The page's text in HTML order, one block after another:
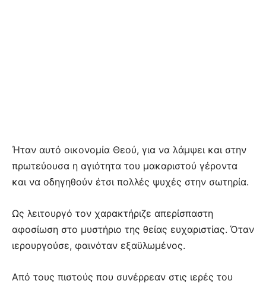
Ήταν αυτό οικονομία Θεού, για να λάμψει και στην
πρωτεύουσα η αγιότητα του μακαριστού γέροντα
και να οδηγηθούν έτσι πολλές ψυχές στην σωτηρία.
Ως λειτουργό τον χαρακτήριζε απερίσπαστη
αφοσίωση στο μυστήριο της θείας ευχαριστίας. Όταν
ιερουργούσε, φαινόταν εξαϋλωμένος.
Από τους πιστούς που συνέρρεαν στις ιερές του